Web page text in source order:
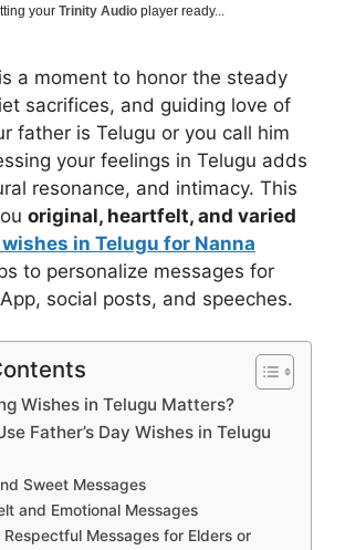
your Trinity Audio player ready...
is a moment to honor the steady
sacrifices, and guiding love of
father is Telugu or you call him
your feelings in Telugu adds
resonance, and intimacy. This
original, heartfelt, and varied
wishes in Telugu for Nanna
to personalize messages for
social posts, and speeches.
Wishes in Telugu Matters?
Father’s Day Wishes in Telugu
Sweet Messages
and Emotional Messages
Respectful Messages for Elders or